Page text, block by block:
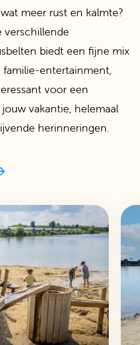
meer rust en kalmte?
verschillende
biedt een fijne mix
entertainment,
voor een
vakantie, helemaal
herinneringen.